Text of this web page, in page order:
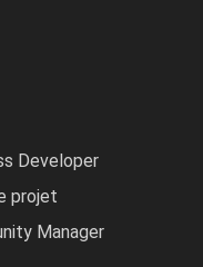
Developer
projet
Manager